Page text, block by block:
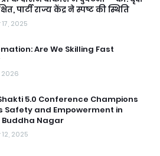
पार्टी राज्य केंद्र ने स्पष्ट की स्थिति
2025
Are We Skilling Fast
2026
5.0 Conference Champions
Safety and Empowerment in
Nagar
2025